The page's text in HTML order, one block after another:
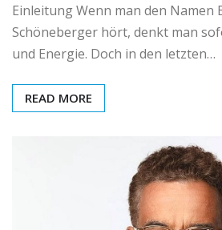
Einleitung Wenn man den Namen
Schöneberger hört, denkt man
und Energie. Doch in den letzten…
READ MORE